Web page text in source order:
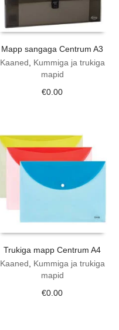
Mapp sangaga Centrum A3
Kaaned
Kummiga ja trukiga
mapid
€0.00
Trukiga mapp Centrum A4
Kaaned
Kummiga ja trukiga
mapid
€0.00